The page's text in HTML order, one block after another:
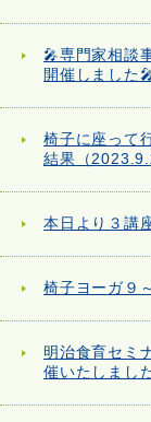
🎤専門家相談
開催しました
椅子に座って
結果（
本日より３講
椅子ヨーガ９
明治食育セミ
催いたしまし